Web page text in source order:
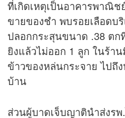
ที่เกิดเหตุเป็นอาคารพาณิ
ขายของชำ พบรอยเลือดบ
ปลอกกระสุนขนาด .38 ต
ยิงแล้วไม่ออก 1 ลูก ในร้า
ข้าวของหล่นกระจาย ไปถึ
บ้าน
ส่วนผู้บาดเจ็บญาตินำส่งร